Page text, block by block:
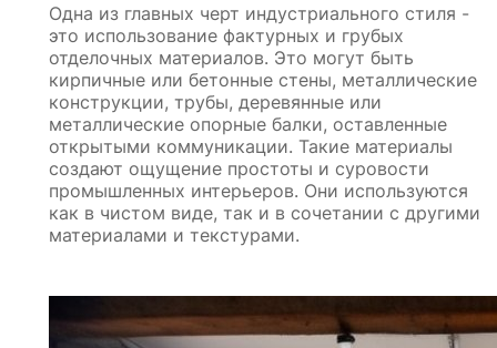
Одна из главных черт индустриального стиля -
это использование фактурных и грубых
отделочных материалов. Это могут быть
кирпичные или бетонные стены, металлические
конструкции, трубы, деревянные или
металлические опорные балки, оставленные
открытыми коммуникации. Такие материалы
создают ощущение простоты и суровости
промышленных интерьеров. Они используются
как в чистом виде, так и в сочетании с другими
материалами и текстурами.